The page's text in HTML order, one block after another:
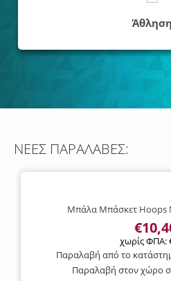
Άθληση
ΝΕΕΣ ΠΑΡΑΛΑΒΕΣ:
Μπάλα Μπάσκετ Hoops
€
χωρίς ΦΠΑ:
Παραλαβή από το
Παραλαβή στον χώρο